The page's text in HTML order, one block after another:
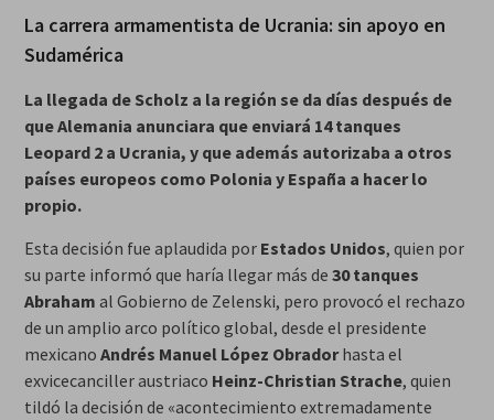
La carrera armamentista de Ucrania: sin apoyo en
Sudamérica
La llegada de Scholz a la región se da días después de
que Alemania anunciara que enviará 14 tanques
Leopard 2 a Ucrania, y que además autorizaba a otros
países europeos como Polonia y España a hacer lo
propio.
Esta decisión fue aplaudida por Estados Unidos, quien por
su parte informó que haría llegar más de 30 tanques
Abraham al Gobierno de Zelenski, pero provocó el rechazo
de un amplio arco político global, desde el presidente
mexicano Andrés Manuel López Obradorhasta el
exvicecanciller austriaco Heinz-Christian Strache, quien
tildó la decisión de «acontecimiento extremadamente